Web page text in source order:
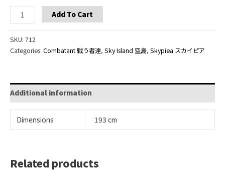
Genbo
quantity
Add To Cart
SKU: 712
Categories: Combatant 戦う者達, Sky Island 空島, Skypiea スカイピア
Additional information
Dimensions 193 cm
Related products